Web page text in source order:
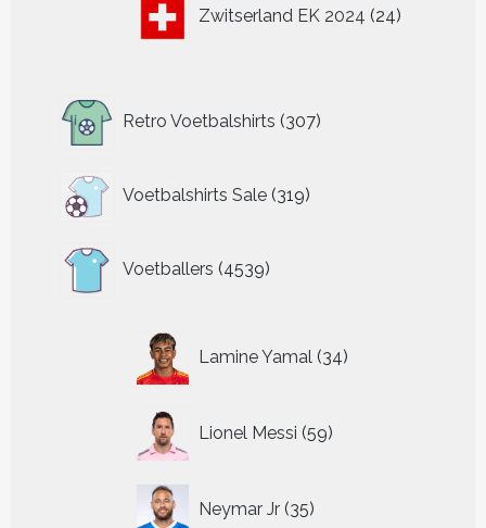
Zwitserland EK 2024 24
producten
Retro Voetbalshirts 307
producten
Voetbalshirts Sale 319
319
producten
Voetballers 4539
producten
Lamine Yamal 34
producten
Lionel Messi 59
producten
Neymar Jr 35
producten